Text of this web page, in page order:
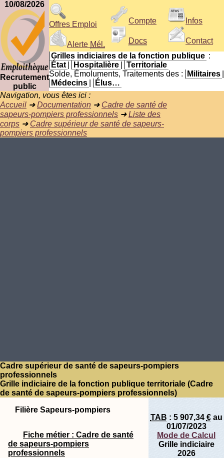
10/08/2026
Recrutement
public
Offres Emploi
Alerte Mél.
Compte
Docs
Infos
Contact
Grilles indiciaires de la fonction publique :
État
Hospitalière
Territoriale
Solde, Émoluments, Traitements des :
Militaires
Médecins
Élus…
Navigation, vous êtes ici :
Accueil ➜Documentation ➜ Cadre de santé de
sapeurs-pompiers professionnels ➜Liste des
corps ➜ Cadre supérieur de santé de sapeurs-
pompiers professionnels
Cadre supérieur de santé de sapeurs-pompiers
professionnels
Grille indiciaire de la fonction publique territoriale (Cadre
de santé de sapeurs-pompiers professionnels)
Filière Sapeurs-pompiers
Fiche métier : Cadre de santé
de sapeurs-pompiers
professionnels
TAB : 5 907,34 €au
01/07/2023
Mode de Calcul
Grille indiciaire
2026